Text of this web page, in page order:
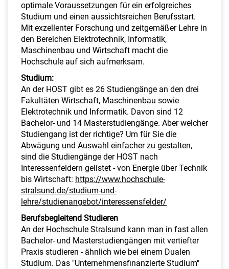
optimale Voraussetzungen für ein erfolgreiches
Studium und einen aussichtsreichen Berufsstart.
Mit exzellenter Forschung und zeitgemäßer Lehre in
den Bereichen Elektrotechnik, Informatik,
Maschinenbau und Wirtschaft macht die
Hochschule auf sich aufmerksam.
Studium:
An der HOST gibt es 26 Studiengänge an den drei
Fakultäten Wirtschaft, Maschinenbau sowie
Elektrotechnik und Informatik. Davon sind 12
Bachelor- und 14 Masterstudiengänge. Aber welcher
Studiengang ist der richtige? Um für Sie die
Abwägung und Auswahl einfacher zu gestalten,
sind die Studiengänge der HOST nach
Interessenfeldern gelistet - von Energie über Technik
bis Wirtschaft: https://www.hochschule-
stralsund.de/studium-und-
lehre/studienangebot/interessensfelder/
Berufsbegleitend Studieren
An der Hochschule Stralsund kann man in fast allen
Bachelor- und Masterstudiengängen mit vertiefter
Praxis studieren - ähnlich wie bei einem Dualen
Studium. Das "Unternehmensfinanzierte Studium"